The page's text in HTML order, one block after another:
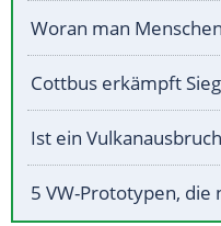
Woran man
Cottbus erkämpft
Ist ein
5 VW-Prototypen,